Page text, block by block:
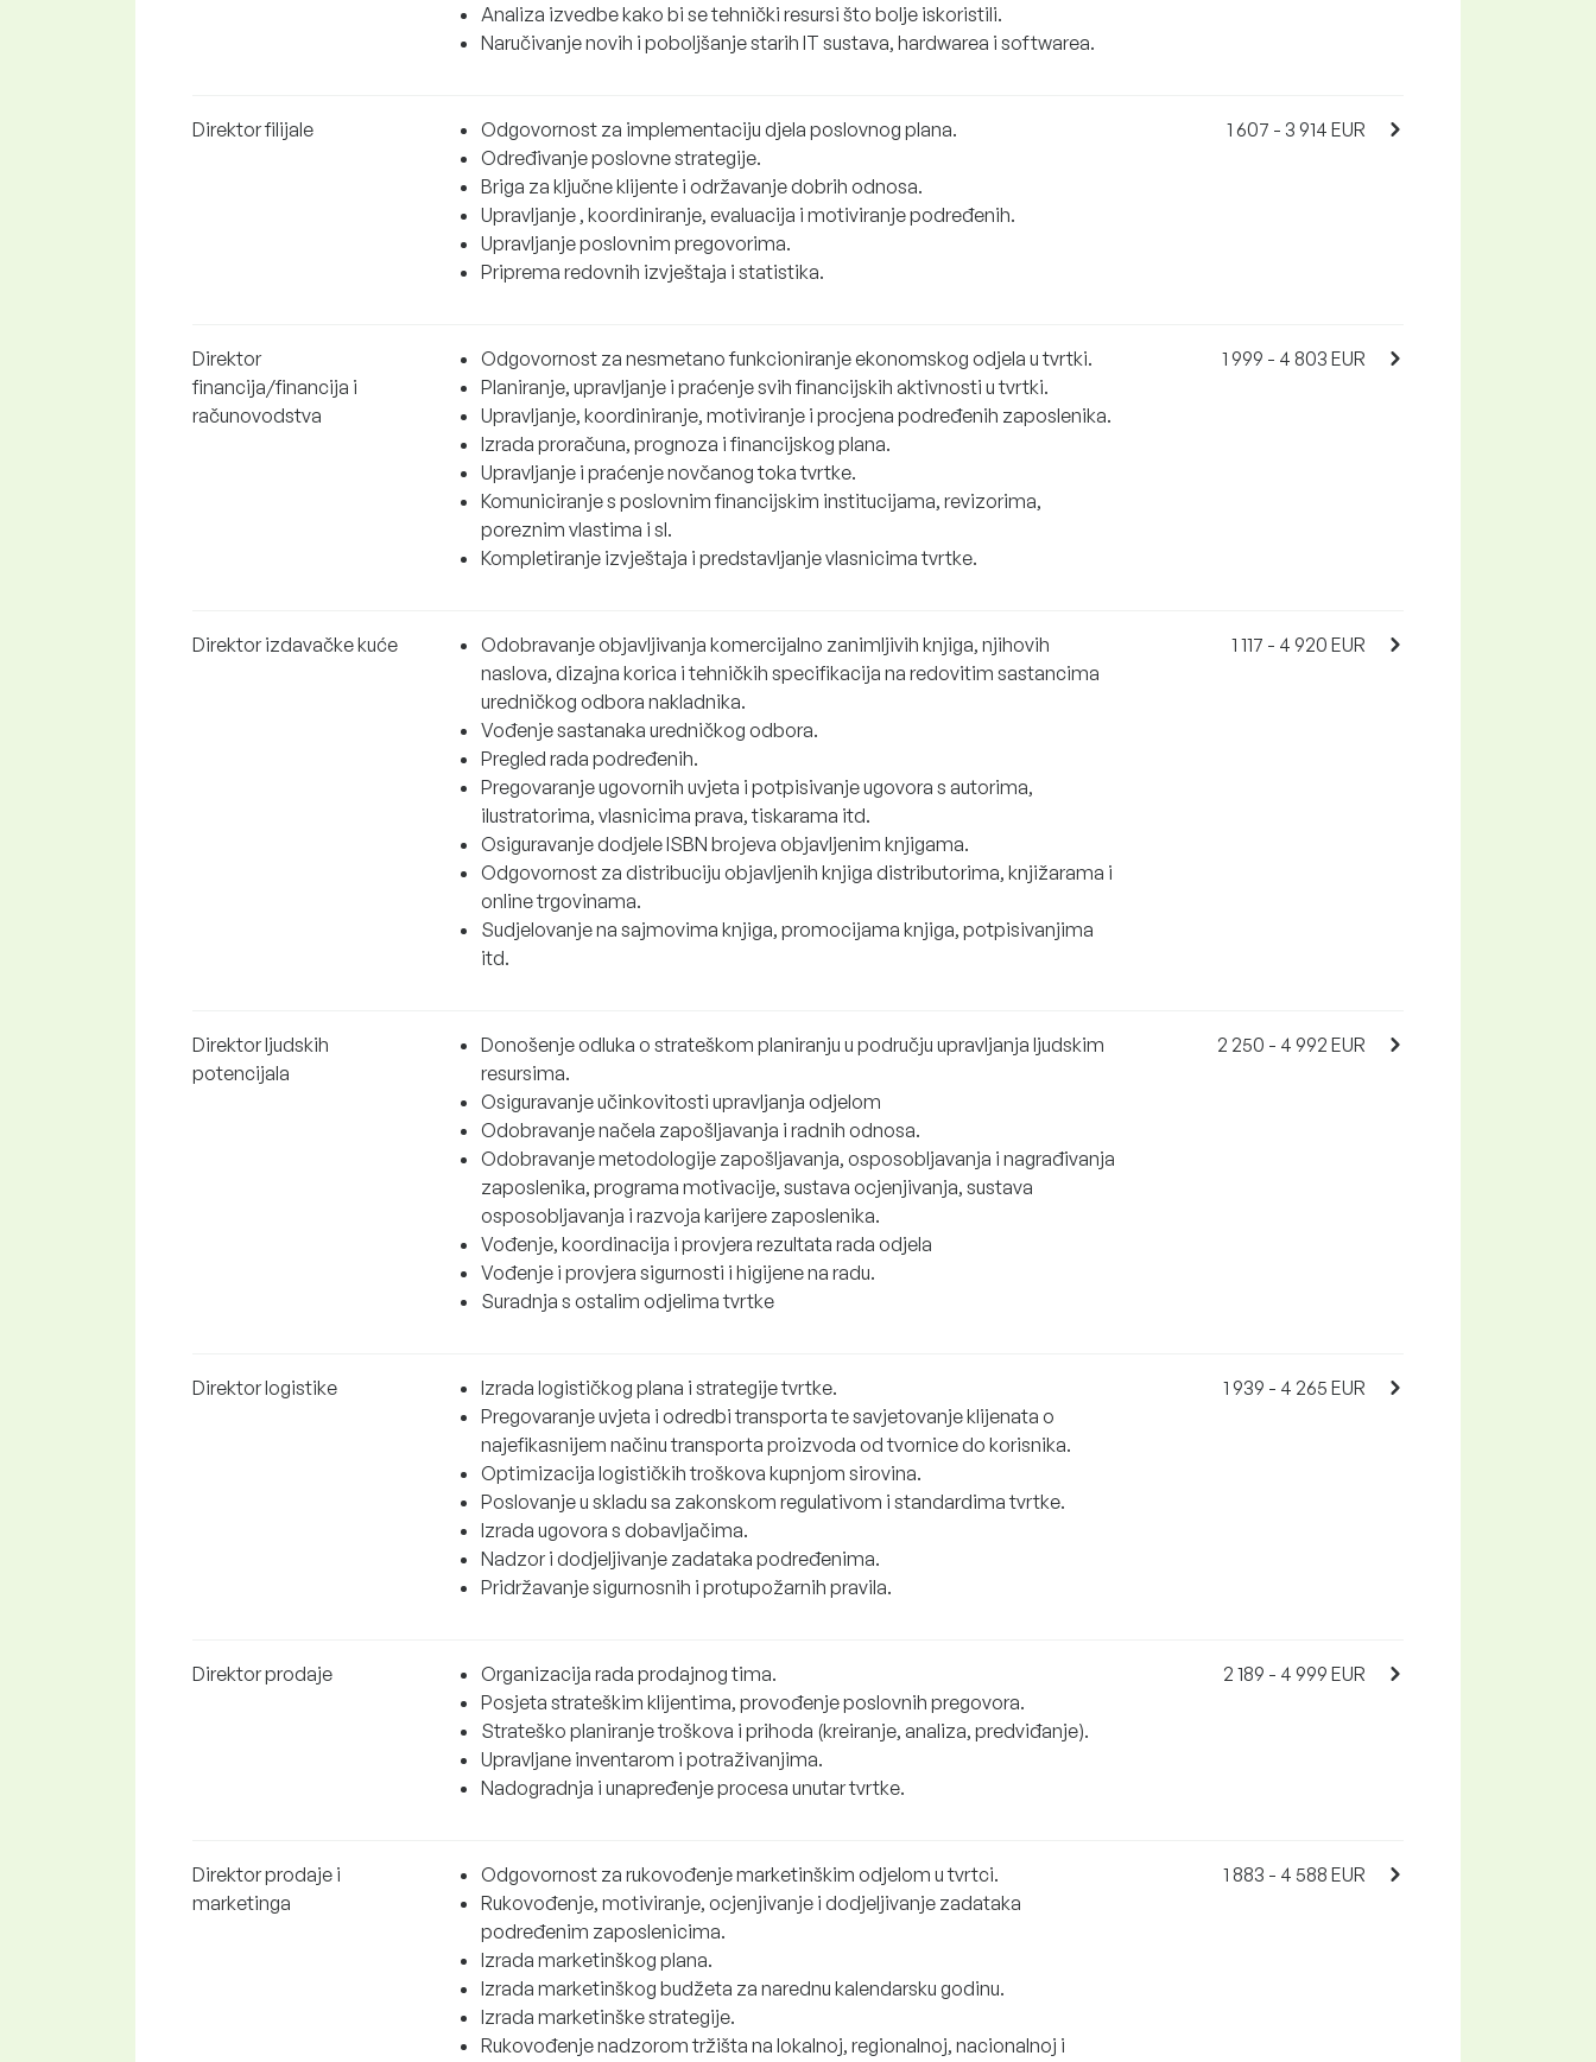
Analiza izvedbe kako bi se tehnički resursi što bolje iskoristili.
Naručivanje novih i poboljšanje starih IT sustava, hardwarea i softwarea.
Direktor filijale
Odgovornost za implementaciju djela poslovnog plana.
Određivanje poslovne strategije.
Briga za ključne klijente i održavanje dobrih odnosa.
Upravljanje , koordiniranje, evaluacija i motiviranje podređenih.
Upravljanje poslovnim pregovorima.
Priprema redovnih izvještaja i statistika.
1 607 - 3 914 EUR
Direktor
financija/financija i
računovodstva
Odgovornost za nesmetano funkcioniranje ekonomskog odjela u tvrtki.
Planiranje, upravljanje i praćenje svih financijskih aktivnosti u tvrtki.
Upravljanje, koordiniranje, motiviranje i procjena podređenih zaposlenika.
Izrada proračuna, prognoza i financijskog plana.
Upravljanje i praćenje novčanog toka tvrtke.
Komuniciranje s poslovnim financijskim institucijama, revizorima,
poreznim vlastima i sl.
Kompletiranje izvještaja i predstavljanje vlasnicima tvrtke.
1 999 - 4 803 EUR
Direktor izdavačke kuće
Odobravanje objavljivanja komercijalno zanimljivih knjiga, njihovih
naslova, dizajna korica i tehničkih specifikacija na redovitim sastancima
uredničkog odbora nakladnika.
Vođenje sastanaka uredničkog odbora.
Pregled rada podređenih.
Pregovaranje ugovornih uvjeta i potpisivanje ugovora s autorima,
ilustratorima, vlasnicima prava, tiskarama itd.
Osiguravanje dodjele ISBN brojeva objavljenim knjigama.
Odgovornost za distribuciju objavljenih knjiga distributorima, knjižarama i
online trgovinama.
Sudjelovanje na sajmovima knjiga, promocijama knjiga, potpisivanjima
itd.
1 117 - 4 920 EUR
Direktor ljudskih
potencijala
Donošenje odluka o strateškom planiranju u području upravljanja ljudskim
resursima.
Osiguravanje učinkovitosti upravljanja odjelom
Odobravanje načela zapošljavanja i radnih odnosa.
Odobravanje metodologije zapošljavanja, osposobljavanja i nagrađivanja
zaposlenika, programa motivacije, sustava ocjenjivanja, sustava
osposobljavanja i razvoja karijere zaposlenika.
Vođenje, koordinacija i provjera rezultata rada odjela
Vođenje i provjera sigurnosti i higijene na radu.
Suradnja s ostalim odjelima tvrtke
2 250 - 4 992 EUR
Direktor logistike
Izrada logističkog plana i strategije tvrtke.
Pregovaranje uvjeta i odredbi transporta te savjetovanje klijenata o
najefikasnijem načinu transporta proizvoda od tvornice do korisnika.
Optimizacija logističkih troškova kupnjom sirovina.
Poslovanje u skladu sa zakonskom regulativom i standardima tvrtke.
Izrada ugovora s dobavljačima.
Nadzor i dodjeljivanje zadataka podređenima.
Pridržavanje sigurnosnih i protupožarnih pravila.
1 939 - 4 265 EUR
Direktor prodaje
Organizacija rada prodajnog tima.
Posjeta strateškim klijentima, provođenje poslovnih pregovora.
Strateško planiranje troškova i prihoda (kreiranje, analiza, predviđanje).
Upravljane inventarom i potraživanjima.
Nadogradnja i unapređenje procesa unutar tvrtke.
2 189 - 4 999 EUR
Direktor prodaje i
marketinga
Odgovornost za rukovođenje marketinškim odjelom u tvrtci.
Rukovođenje, motiviranje, ocjenjivanje i dodjeljivanje zadataka
podređenim zaposlenicima.
Izrada marketinškog plana.
Izrada marketinškog budžeta za narednu kalendarsku godinu.
Izrada marketinške strategije.
Rukovođenje nadzorom tržišta na lokalnoj, regionalnoj, nacionalnoj i
1 883 - 4 588 EUR